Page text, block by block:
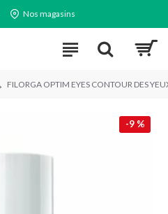
Nos magasins
FILORGA OPTIM EYES CONTOUR DES
-9 %